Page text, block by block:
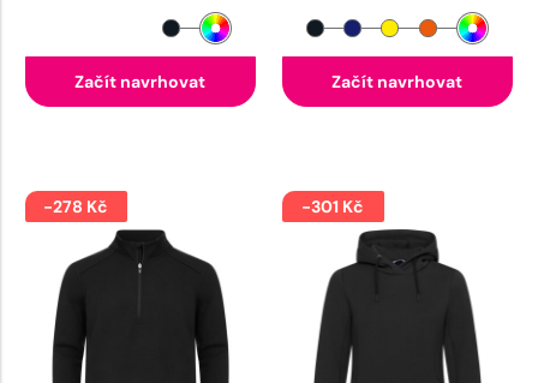
Začít navrhovat Začít navrhovat
-278 Kč -301 Kč